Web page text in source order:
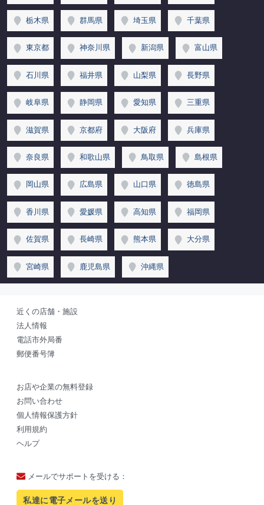
栃木県 群馬県 埼玉県 千葉県
東京都 神奈川県 新潟県 富山県
石川県 福井県 山梨県 長野県
岐阜県 静岡県 愛知県 三重県
滋賀県 京都府 大阪府 兵庫県
奈良県 和歌山県 鳥取県 島根県
岡山県 広島県 山口県 徳島県
香川県 愛媛県 高知県 福岡県
佐賀県 長崎県 熊本県 大分県
宮崎県 鹿児島県 沖縄県
近くの店舗・施設
法人情報
電話市外局番
郵便番号簿
お店や企業の無料登録
お問い合わせ
個人情報保護方針
利用規約
ヘルプ
メールでサポートを受ける：
私達に電子メールを送り